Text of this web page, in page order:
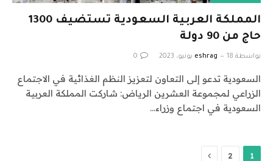
المملكة العربية السعودية تستضيف 1300
حاج من 90 دولة
بواسطة eshrag 18 يونيو، 2023 0
السعودية تدعو إلى التعاون لتعزيز النظم الغذائية في الاجتماع
الزراعي لمجموعة العشرين الرياض: شاركت المملكة العربية
السعودية في اجتماع وزراء…
1
2 التالي